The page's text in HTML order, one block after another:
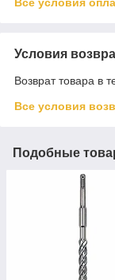
Условия
Возврат товара в
Все условия
Подобные